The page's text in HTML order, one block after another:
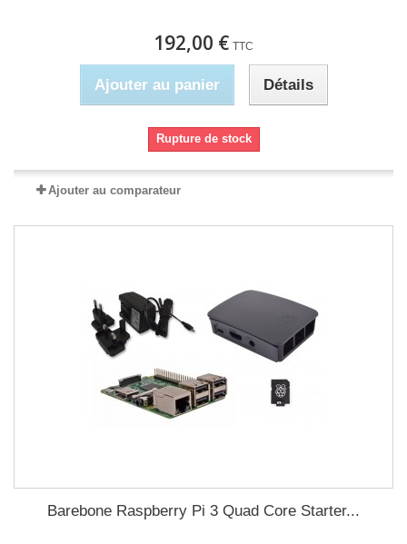
192,00 € TTC
Ajouter au panier Détails
Rupture de stock
Ajouter au comparateur
Barebone Raspberry Pi 3 Quad Core Starter...